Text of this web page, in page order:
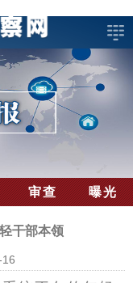
审查 曝光
干部本领